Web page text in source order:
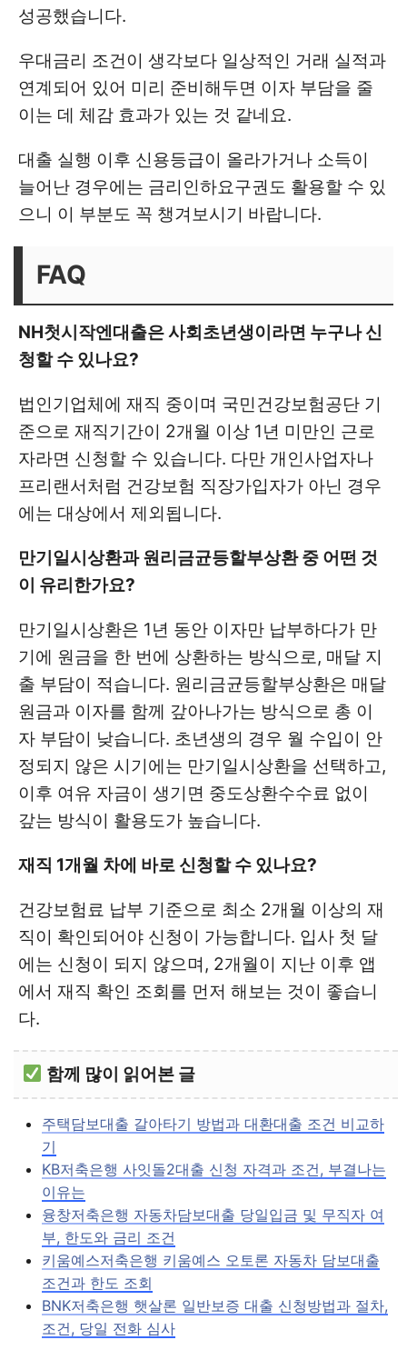
성공했습니다.
우대금리 조건이 생각보다 일상적인 거래 실적과
연계되어 있어 미리 준비해두면 이자 부담을 줄
이는 데 체감 효과가 있는 것 같네요.
대출 실행 이후 신용등급이 올라가거나 소득이
늘어난 경우에는 금리인하요구권도 활용할 수 있
으니 이 부분도 꼭 챙겨보시기 바랍니다.
FAQ
NH첫시작엔대출은 사회초년생이라면 누구나 신
청할 수 있나요?
법인기업체에 재직 중이며 국민건강보험공단 기
준으로 재직기간이 2개월 이상 1년 미만인 근로
자라면 신청할 수 있습니다. 다만 개인사업자나
프리랜서처럼 건강보험 직장가입자가 아닌 경우
에는 대상에서 제외됩니다.
만기일시상환과 원리금균등할부상환 중 어떤 것
이 유리한가요?
만기일시상환은 1년 동안 이자만 납부하다가 만
기에 원금을 한 번에 상환하는 방식으로, 매달 지
출 부담이 적습니다. 원리금균등할부상환은 매달
원금과 이자를 함께 갚아나가는 방식으로 총 이
자 부담이 낮습니다. 초년생의 경우 월 수입이 안
정되지 않은 시기에는 만기일시상환을 선택하고,
이후 여유 자금이 생기면 중도상환수수료 없이
갚는 방식이 활용도가 높습니다.
재직 1개월 차에 바로 신청할 수 있나요?
건강보험료 납부 기준으로 최소 2개월 이상의 재
직이 확인되어야 신청이 가능합니다. 입사 첫 달
에는 신청이 되지 않으며, 2개월이 지난 이후 앱
에서 재직 확인 조회를 먼저 해보는 것이 좋습니
다.
함께 많이 읽어본 글
주택담보대출 갈아타기 방법과 대환대출 조건 비교하
기
KB저축은행 사잇돌2대출 신청 자격과 조건, 부결나는
이유는
융창저축은행 자동차담보대출 당일입금 및 무직자 여
부, 한도와 금리 조건
키움예스저축은행 키움예스 오토론 자동차 담보대출
조건과 한도 조회
BNK저축은행 햇살론 일반보증 대출 신청방법과 절차,
조건, 당일 전화 심사